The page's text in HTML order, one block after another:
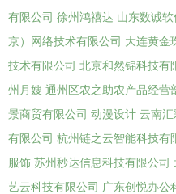
有限公司 徐州鸿禧达 山东数诚软
京）网络技术有限公司 大连黄金
技术有限公司 北京和然锦科技有
州月嫂 通州区农之助农产品经营
景商贸有限公司 动漫设计 云南汇
有限公司 杭州链之云智能科技有
服饰 苏州秒达信息科技有限公司
艺云科技有限公司 广东创悦办公